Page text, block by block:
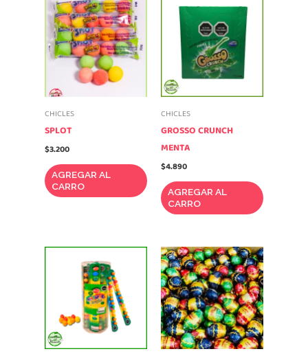
CHICLES
SPLOT
$3.200
AGREGAR AL
CARRO
CHICLES
GROSSO CRUNCH
MENTA
$4.890
AGREGAR AL
CARRO